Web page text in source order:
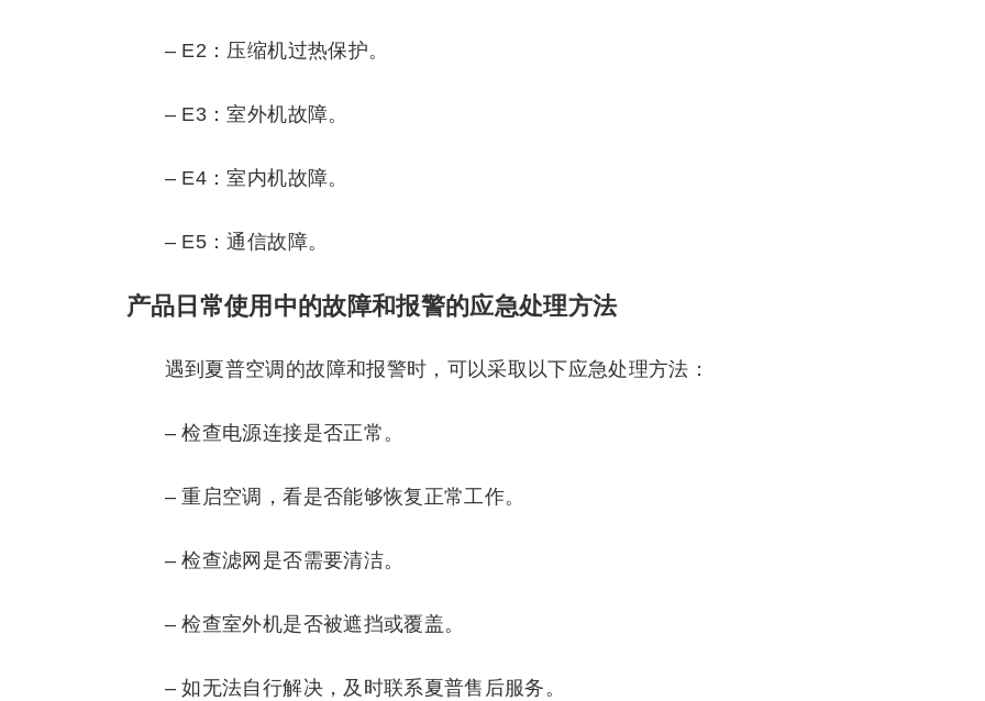
– E2：压缩机过热保护。
– E3：室外机故障。
– E4：室内机故障。
– E5：通信故障。
产品日常使用中的故障和报警的应急处理方法
遇到夏普空调的故障和报警时，可以采取以下应急处理方法：
– 检查电源连接是否正常。
– 重启空调，看是否能够恢复正常工作。
– 检查滤网是否需要清洁。
– 检查室外机是否被遮挡或覆盖。
– 如无法自行解决，及时联系夏普售后服务。